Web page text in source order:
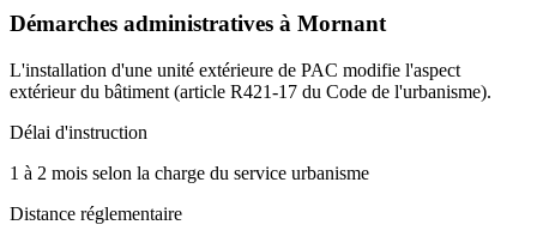
Démarches administratives à Mornant
L'installation d'une unité extérieure de PAC modifie l'aspect
extérieur du bâtiment (article R421-17 du Code de l'urbanisme).
Délai d'instruction
1 à 2 mois selon la charge du service urbanisme
Distance réglementaire